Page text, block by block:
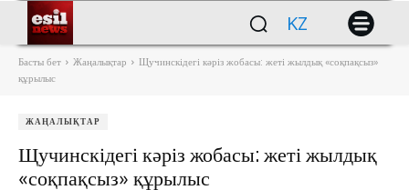
KZ
Басты бет Жаңалықтар
Щучинскідегі кәріз жобасы: жеті жылдық «соқпақсыз»
құрылыс
ЖАҢАЛЫҚТАР
Щучинскідегі кәріз жобасы: жеті жылдық
«соқпақсыз» құрылыс